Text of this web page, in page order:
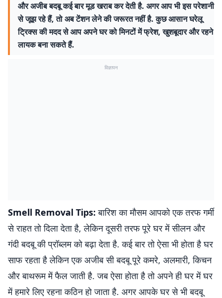
और अजीब बदबू कई बार मूड खराब कर देती है. अगर आप भी इस परेशानी
से जूझ रहे हैं, तो अब टेंशन लेने की जरूरत नहीं है. कुछ आसान घरेलू
ट्रिक्स की मदद से आप अपने घर को मिनटों में फ्रेश, खुशबूदार और रहने
लायक बना सकते हैं.
विज्ञापन
Smell Removal Tips: बारिश का मौसम आपको एक तरफ गर्मी
से राहत तो दिला देता है, लेकिन दूसरी तरफ पूरे घर में सीलन और
गंदी बदबू की प्रॉब्लम को बढ़ा देता है. कई बार तो ऐसा भी होता है घर
साफ रहता है लेकिन एक अजीब सी बदबू पूरे कमरे, अलमारी, किचन
और बाथरूम में फैल जाती है. जब ऐसा होता है तो अपने ही घर में घर
में हमारे लिए रहना कठिन हो जाता है. अगर आपके घर से भी बदबू